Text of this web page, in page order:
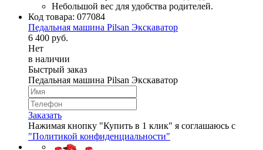
Небольшой вес для удобства родителей.
Код товара: 077084
Педальная машина Pilsan Экскаватор
6 400 руб.
Нет
в наличии
Быстрый заказ
Педальная машина Pilsan Экскаватор
Заказать
Нажимая кнопку "Купить в 1 клик" я соглашаюсь с
"Политикой конфиденциальности"